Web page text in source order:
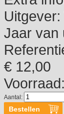
Uitgever:
Jaar van
€ 12,00
Aantal: